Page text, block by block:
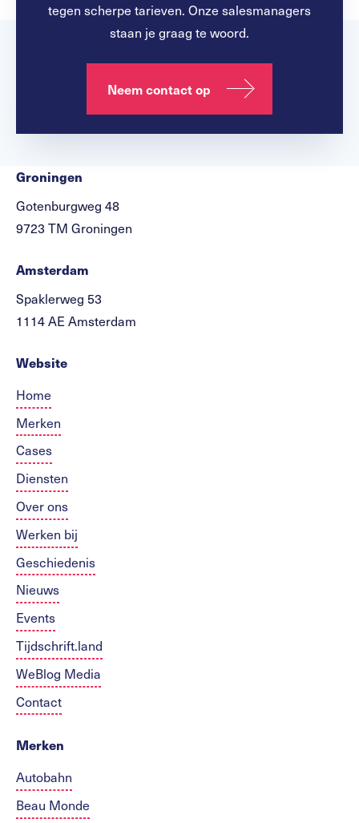
tegen scherpe tarieven. Onze salesmanagers
staan je graag te woord.
Neem contact op
Groningen
Gotenburgweg 48
9723 TM Groningen
Amsterdam
Spaklerweg 53
1114 AE Amsterdam
Website
Home
Merken
Cases
Diensten
Over ons
Werken bij
Geschiedenis
Nieuws
Events
Tijdschrift.land
WeBlog Media
Contact
Merken
Autobahn
Beau Monde